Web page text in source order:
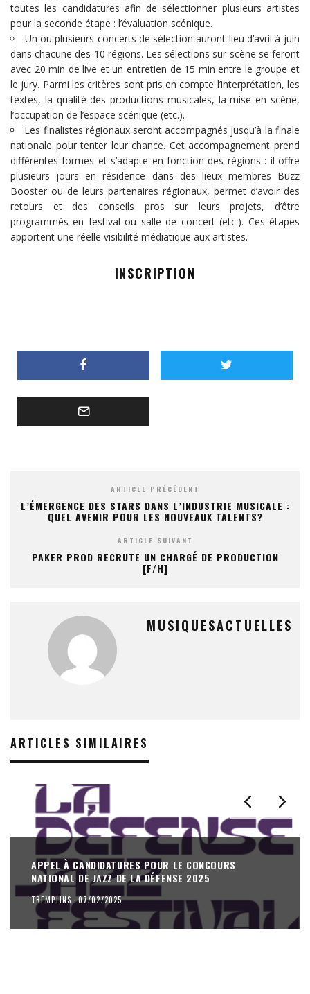
toutes les candidatures afin de sélectionner plusieurs artistes
pour la seconde étape : l’évaluation scénique.
Un ou plusieurs concerts de sélection auront lieu d’avril à juin
dans chacune des 10 régions. Les sélections sur scène se feront
avec 20 min de live et un entretien de 15 min entre le groupe et
le jury. Parmi les critères sont pris en compte l’interprétation, les
textes, la qualité des productions musicales, la mise en scène,
l’occupation de l’espace scénique (etc.).
Les finalistes régionaux seront accompagnés jusqu’à la finale
nationale pour tenter leur chance. Cet accompagnement prend
différentes formes et s’adapte en fonction des régions : il offre
plusieurs jours en résidence dans des lieux membres Buzz
Booster ou de leurs partenaires régionaux, permet d’avoir des
retours et des conseils pros sur leurs projets, d’être
programmés en festival ou salle de concert (etc.). Ces étapes
apportent une réelle visibilité médiatique aux artistes.
INSCRIPTION
ARTICLE PRÉCÉDENT
L’ÉMERGENCE DES STARS DANS L’INDUSTRIE MUSICALE :
QUEL AVENIR POUR LES NOUVEAUX TALENTS?
ARTICLE SUIVANT
PAKER PROD RECRUTE UN CHARGÉ DE PRODUCTION
[F/H]
MUSIQUESACTUELLES
ARTICLES SIMILAIRES
APPEL À CANDIDATURES POUR LE CONCOURS
NATIONAL DE JAZZ DE LA DÉFENSE 2025
TREMPLINS ·07/02/2025